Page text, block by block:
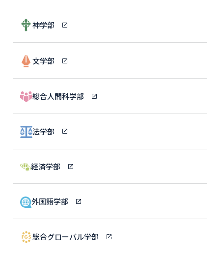
神学部
文学部
総合人間科学部
法学部
経済学部
外国語学部
総合グローバル学部